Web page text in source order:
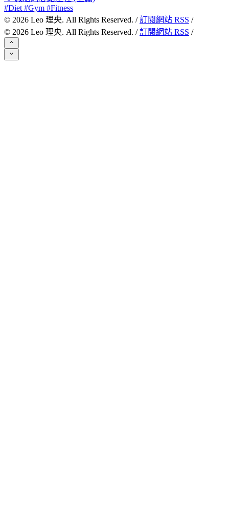
#Diet #Gym #Fitness
© 2026 Leo 理央. All Rights Reserved. /訂閱網站 RSS /
© 2026 Leo 理央. All Rights Reserved. /訂閱網站 RSS /